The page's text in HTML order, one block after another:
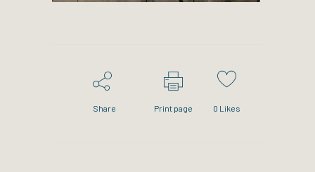
Share Print page 0 Likes